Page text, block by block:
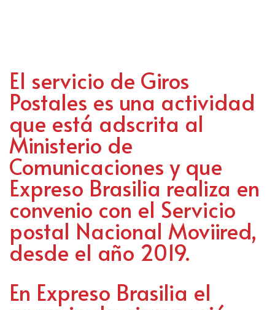
EI servicio de Giros
Postales es una actividad
que está adscrita al
Ministerio de
Comunicaciones y que
Expreso Brasilia realiza en
convenio con el Servicio
postal Nacional Moviired,
desde el año 2019.
En Expreso Brasilia el